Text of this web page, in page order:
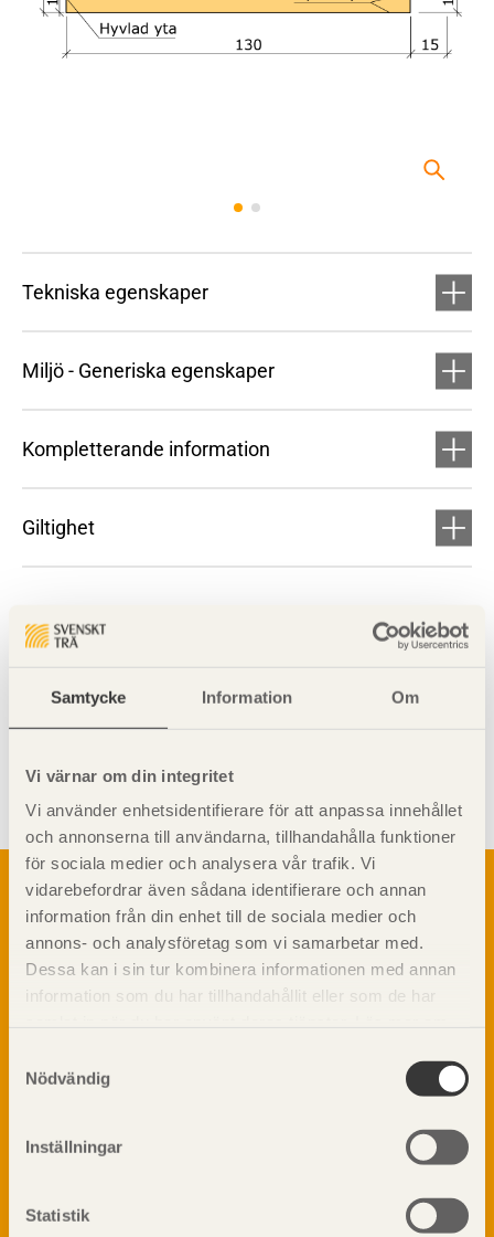
Samtycke Information Om
Vi värnar om din integritet
Vi använder enhetsidentifierare för att anpassa innehållet
och annonserna till användarna, tillhandahålla funktioner
för sociala medier och analysera vår trafik. Vi
vidarebefordrar även sådana identifierare och annan
information från din enhet till de sociala medier och
annons- och analysföretag som vi samarbetar med.
Dessa kan i sin tur kombinera informationen med annan
information som du har tillhandahållit eller som de har
Nödvändig
Inställningar
Statistik
Tekniska egenskaper
Miljö - Generiska egenskaper
Kompletterande information
Giltighet
Om trä
Materialet trä
Skogsbruk
Barrträdets uppbyggnad
Träets egenskaper och kvalitet
Sågverksprocessen
Kemisk behandling
Byggfysik
Ljud
TräGuiden är den digitala handboken för trä och
träbyggande och innehåller information om
materialet trä samt instruktioner för byggande
med trä.